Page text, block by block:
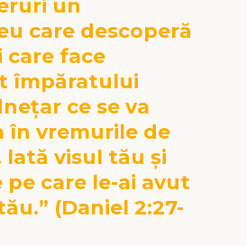
un
care descoperă
care face
împăratului
ce se va
în vremurile de
lată visul tău şi
pe care le-ai avut
(Daniel 2:27-